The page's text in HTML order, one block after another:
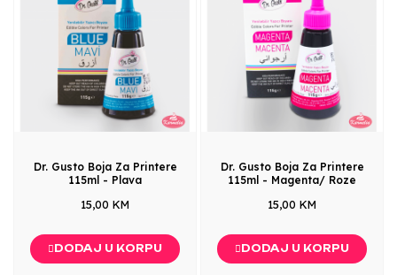
Dr. Gusto Boja Za Printere
115ml - Plava
15,00 KM
DODAJ U KORPU
Dr. Gusto Boja Za Printere
115ml - Magenta/ Roze
15,00 KM
DODAJ U KORPU